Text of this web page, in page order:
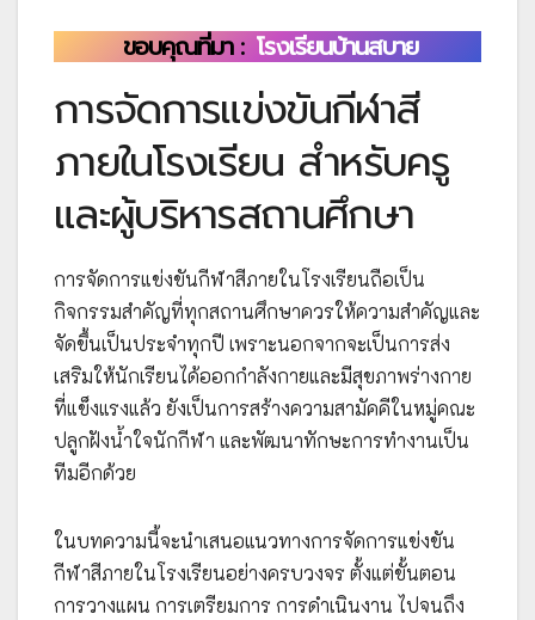
ขอบคุณที่มา : โรงเรียนบ้านสบาย
การจัดการแข่งขันกีฬาสี
ภายในโรงเรียน สำหรับครู
และผู้บริหารสถานศึกษา
การจัดการแข่งขันกีฬาสีภายในโรงเรียนถือเป็น
กิจกรรมสำคัญที่ทุกสถานศึกษาควรให้ความสำคัญและ
จัดขึ้นเป็นประจำทุกปี เพราะนอกจากจะเป็นการส่ง
เสริมให้นักเรียนได้ออกกำลังกายและมีสุขภาพร่างกาย
ที่แข็งแรงแล้ว ยังเป็นการสร้างความสามัคคีในหมู่คณะ
ปลูกฝังน้ำใจนักกีฬา และพัฒนาทักษะการทำงานเป็น
ทีมอีกด้วย
ในบทความนี้จะนำเสนอแนวทางการจัดการแข่งขัน
กีฬาสีภายในโรงเรียนอย่างครบวงจร ตั้งแต่ขั้นตอน
การวางแผน การเตรียมการ การดำเนินงาน ไปจนถึง